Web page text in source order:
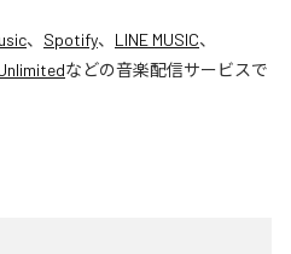
、 Spotify、 LINE MUSIC、
などの音楽配信サービスで